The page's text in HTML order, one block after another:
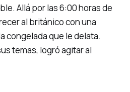
Allá por las 6:00 horas de
al británico con una
congelada que le delata.
temas, logró agitar al